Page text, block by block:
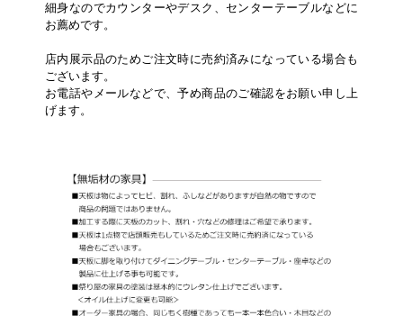
細身なのでカウンターやデスク、センターテーブルなどに
お薦めです。
店内展示品のためご注文時に売約済みになっている場合も
ございます。
お電話やメールなどで、予め商品のご確認をお願い申し上
げます。